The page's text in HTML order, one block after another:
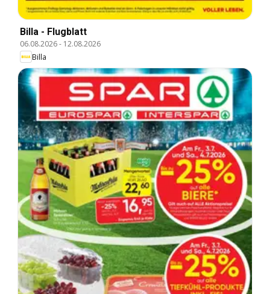
Billa - Flugblatt
06.08.2026- 12.08.2026
Billa